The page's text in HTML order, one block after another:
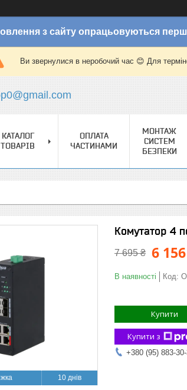
з сайту опрацьовуються
Ви звернулися в неробочий час 😊 Для
КАТАЛОГ
ТОВАРІВ
ОПЛАТА
ЧАСТИНАМИ
МОНТАЖ
СИСТЕМ
БЕЗПЕКИ
10 днів
Комутатор 4
7 695 ₴ 6
В наявності Код:
Купити
Купити з
+380 (95) 883-